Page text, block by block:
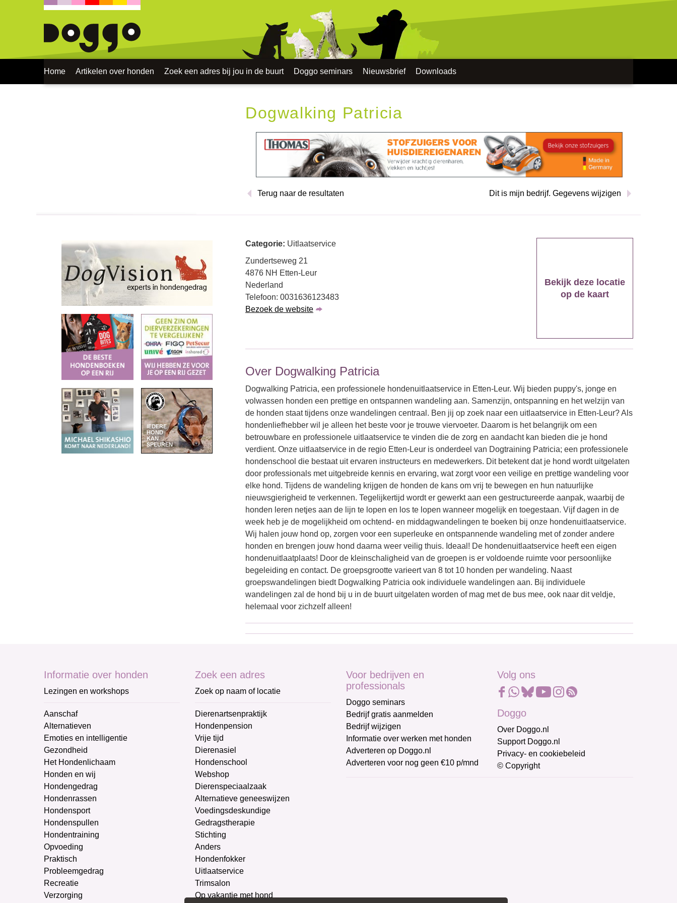
Home Artikelen over honden Zoek een adres bij jou in de buurt Doggo seminars Nieuwsbrief Downloads
Dogwalking Patricia
Terug naar de resultaten Dit is mijn bedrijf. Gegevens wijzigen
Categorie: Uitlaatservice
Zundertseweg 21
4876 NH Etten-Leur
Nederland
Telefoon: 0031636123483
Bezoek de website
Bekijk deze locatie
op de kaart
Over Dogwalking Patricia
Dogwalking Patricia, een professionele hondenuitlaatservice in Etten-Leur. Wij bieden puppy's, jonge en
volwassen honden een prettige en ontspannen wandeling aan. Samenzijn, ontspanning en het welzijn van
de honden staat tijdens onze wandelingen centraal. Ben jij op zoek naar een uitlaatservice in Etten-Leur? Als
hondenliefhebber wil je alleen het beste voor je trouwe viervoeter. Daarom is het belangrijk om een
betrouwbare en professionele uitlaatservice te vinden die de zorg en aandacht kan bieden die je hond
verdient. Onze uitlaatservice in de regio Etten-Leur is onderdeel van Dogtraining Patricia; een professionele
hondenschool die bestaat uit ervaren instructeurs en medewerkers. Dit betekent dat je hond wordt uitgelaten
door professionals met uitgebreide kennis en ervaring, wat zorgt voor een veilige en prettige wandeling voor
elke hond. Tijdens de wandeling krijgen de honden de kans om vrij te bewegen en hun natuurlijke
nieuwsgierigheid te verkennen. Tegelijkertijd wordt er gewerkt aan een gestructureerde aanpak, waarbij de
honden leren netjes aan de lijn te lopen en los te lopen wanneer mogelijk en toegestaan. Vijf dagen in de
week heb je de mogelijkheid om ochtend- en middagwandelingen te boeken bij onze hondenuitlaatservice.
Wij halen jouw hond op, zorgen voor een superleuke en ontspannende wandeling met of zonder andere
honden en brengen jouw hond daarna weer veilig thuis. Ideaal! De hondenuitlaatservice heeft een eigen
hondenuitlaatplaats! Door de kleinschaligheid van de groepen is er voldoende ruimte voor persoonlijke
begeleiding en contact. De groepsgrootte varieert van 8 tot 10 honden per wandeling. Naast
groepswandelingen biedt Dogwalking Patricia ook individuele wandelingen aan. Bij individuele
wandelingen zal de hond bij u in de buurt uitgelaten worden of mag met de bus mee, ook naar dit veldje,
helemaal voor zichzelf alleen!
Informatie over honden
Lezingen en workshops
Aanschaf
Alternatieven
Emoties en intelligentie
Gezondheid
Het Hondenlichaam
Honden en wij
Hondengedrag
Hondenrassen
Hondensport
Hondenspullen
Hondentraining
Opvoeding
Praktisch
Probleemgedrag
Recreatie
Verzorging
Zoek een adres
Zoek op naam of locatie
Dierenartsenpraktijk
Hondenpension
Vrije tijd
Dierenasiel
Hondenschool
Webshop
Dierenspeciaalzaak
Alternatieve geneeswijzen
Voedingsdeskundige
Gedragstherapie
Stichting
Anders
Hondenfokker
Uitlaatservice
Trimsalon
Op vakantie met hond
Voor bedrijven en
professionals
Doggo seminars
Bedrijf gratis aanmelden
Bedrijf wijzigen
Informatie over werken met honden
Adverteren op Doggo.nl
Adverteren voor nog geen €10 p/mnd
Volg ons
Doggo
Over Doggo.nl
Support Doggo.nl
Privacy- en cookiebeleid
© Copyright